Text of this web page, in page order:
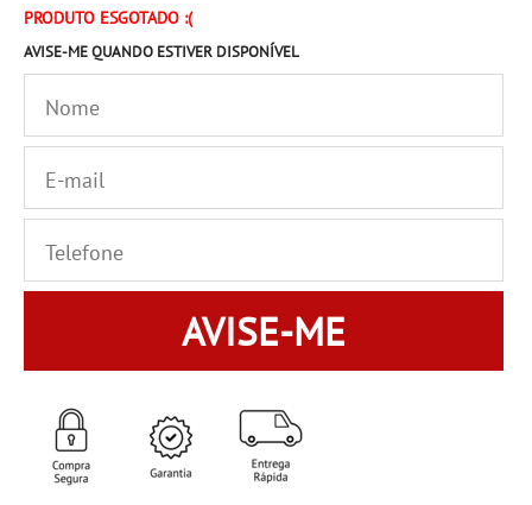
PRODUTO ESGOTADO :(
AVISE-ME QUANDO ESTIVER DISPONÍVEL
AVISE-ME